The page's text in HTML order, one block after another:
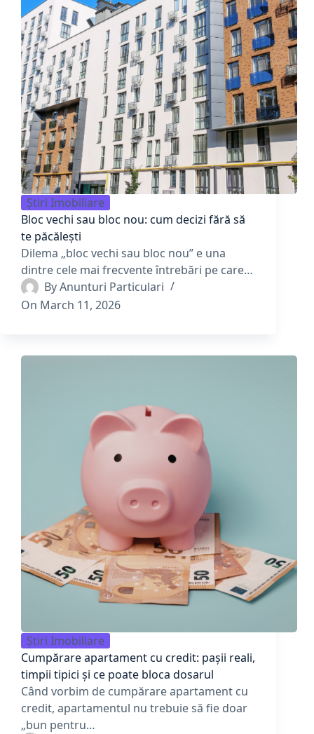
Știri Imobiliare
Bloc vechi sau bloc nou: cum decizi fără să
te păcălești
Dilema „bloc vechi sau bloc nou” e una
dintre cele mai frecvente întrebări pe care…
ByAnunturi Particulari
On March 11, 2026
Știri Imobiliare
Cumpărare apartament cu credit: pașii reali,
timpii tipici și ce poate bloca dosarul
Când vorbim de cumpărare apartament cu
credit, apartamentul nu trebuie să fie doar
„bun pentru…